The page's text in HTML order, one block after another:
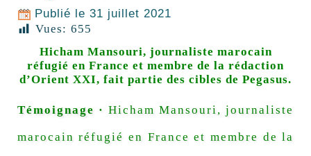
Publié le 31 juillet 2021
Vues: 655
Hicham Mansouri, journaliste marocain
réfugié en France et membre de la rédaction
d’Orient XXI, fait partie des cibles de Pegasus.
Témoignage · Hicham Mansouri, journaliste
marocain réfugié en France et membre de la